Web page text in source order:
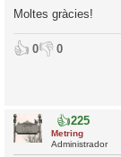
Moltes gràcies!
👍 0👎 0
👍225
Metring
Administrador